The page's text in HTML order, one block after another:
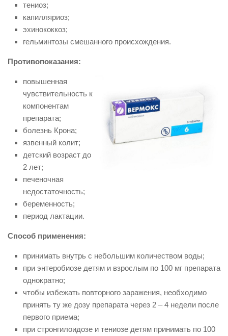
тениоз;
капилляриоз;
эхинококкоз;
гельминтозы смешанного происхождения.
Противопоказания:
повышенная
чувствительность к
компонентам
препарата;
болезнь Крона;
язвенный колит;
детский возраст до
2 лет;
печеночная
недостаточность;
беременность;
период лактации.
Способ применения:
принимать внутрь с небольшим количеством воды;
при энтеробиозе детям и взрослым по 100 мг препарата
однократно;
чтобы избежать повторного заражения, необходимо
принять ту же дозу препарата через 2 – 4 недели после
первого приема;
при стронгилоидозе и тениозе детям принимать по 100